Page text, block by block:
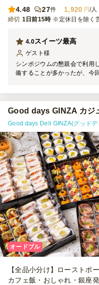
4.48
27件 1,920 円/人
締切 1日前15時 ※定休日を除く
スイーツ最高
4.0
ゲスト 様
シンポジウムの懇親会で利用
備することが多かったが、今
Good days GINZA カジ
Good days Deli GINZA(グッド
オードブル
【全品小分け】ローストポ
カフェ飯・おしゃれ・銀座